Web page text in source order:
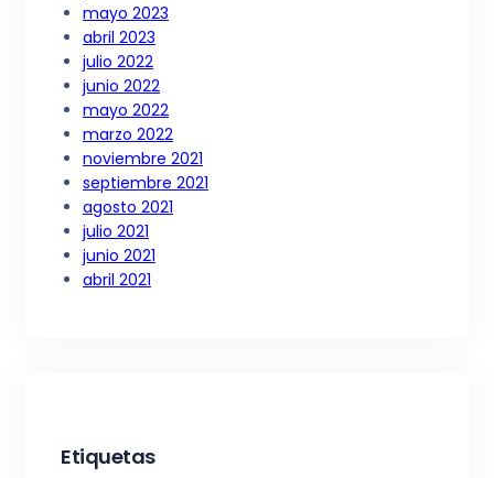
mayo 2023
abril 2023
julio 2022
junio 2022
mayo 2022
marzo 2022
noviembre 2021
septiembre 2021
agosto 2021
julio 2021
junio 2021
abril 2021
Etiquetas